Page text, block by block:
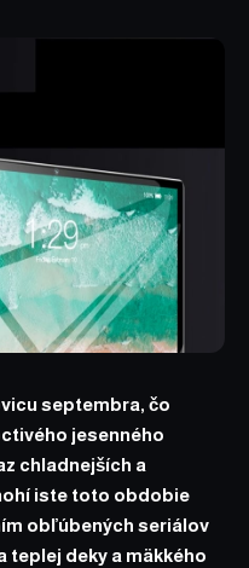
septembra, čo
jesenného
chladnejších a
iste toto obdobie
obľúbených seriálov
teplej deky a mäkkého